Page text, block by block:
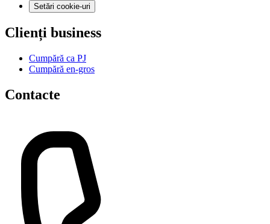
Setări cookie-uri
Clienți business
Cumpără ca PJ
Cumpără en-gros
Contacte